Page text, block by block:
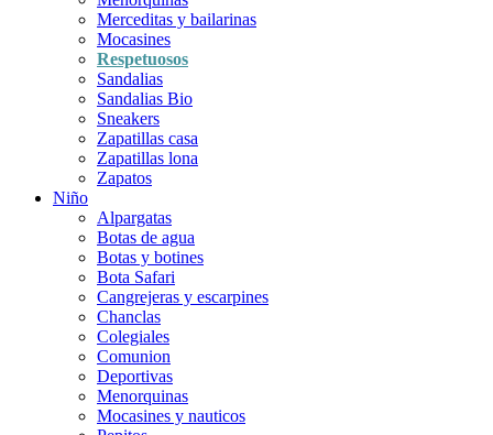
Merceditas y bailarinas
Mocasines
Respetuosos
Sandalias
Sandalias Bio
Sneakers
Zapatillas casa
Zapatillas lona
Zapatos
Niño
Alpargatas
Botas de agua
Botas y botines
Bota Safari
Cangrejeras y escarpines
Chanclas
Colegiales
Comunion
Deportivas
Menorquinas
Mocasines y nauticos